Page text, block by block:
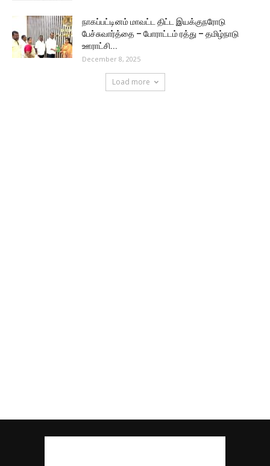
நாகப்பட்டினம் மாவட்ட திட்ட இயக்குநரோடு
பேச்சுவார்த்தை – போராட்டம் ரத்து – தமிழ்நாடு
ஊராட்சி...
December 8, 2025
Load more